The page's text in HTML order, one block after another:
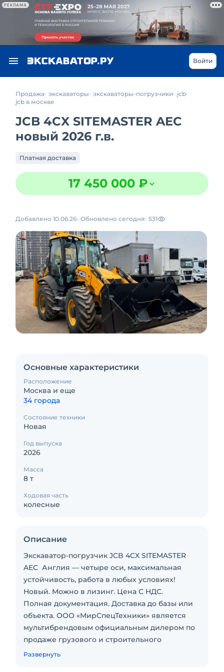
РЕКЛАМА
Войти
Продажа экскаваторы экскаваторы-погрузчики jcb
jcb в москве
JCB 4CX SITEMASTER AEC
новый 2026 г.в.
Платная доставка
17 450 000 ₽
Добавлено 10.06.26 Обновлено сегодня 531
Основные характеристики
Расположение
Москва и еще
34 города
Состояние техники
Новая
Год выпуска
2026
Масса
8 т
Ходовая часть
колесные
Описание
Экскаватор-погрузчик JCB 4CX SITEMASTER
AEC Англия — четыре оси, максимальная
устойчивость, работа в любых условиях!
Новый. Можно в лизинг. Цена С НДС.
Полная документация. Доставка до базы или
объекта. ООО «МирСпецТехники» является
мультибрендовым официальным дилером по
продаже грузового и строительного
транспорта российского и импортного
Развернуть